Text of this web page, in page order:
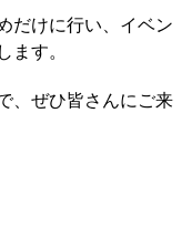
だけに行い、イベン
ます。
、ぜひ皆さんにご来